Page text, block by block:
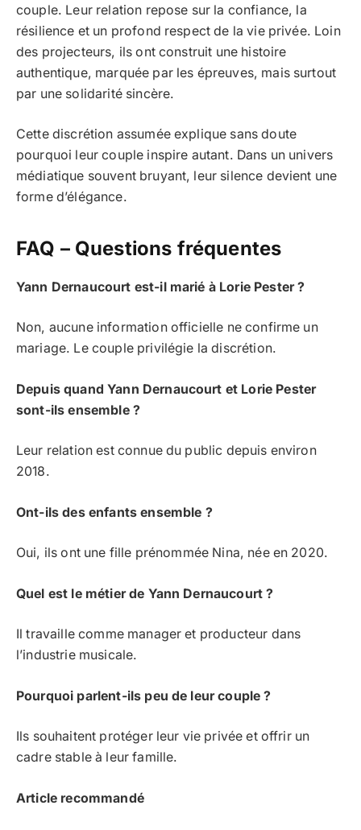
couple. Leur relation repose sur la confiance, la
résilience et un profond respect de la vie privée. Loin
des projecteurs, ils ont construit une histoire
authentique, marquée par les épreuves, mais surtout
par une solidarité sincère.
Cette discrétion assumée explique sans doute
pourquoi leur couple inspire autant. Dans un univers
médiatique souvent bruyant, leur silence devient une
forme d’élégance.
FAQ – Questions fréquentes
Yann Dernaucourt est-il marié à Lorie Pester ?
Non, aucune information officielle ne confirme un
mariage. Le couple privilégie la discrétion.
Depuis quand Yann Dernaucourt et Lorie Pester
sont-ils ensemble ?
Leur relation est connue du public depuis environ
2018.
Ont-ils des enfants ensemble ?
Oui, ils ont une fille prénommée Nina, née en 2020.
Quel est le métier de Yann Dernaucourt ?
Il travaille comme manager et producteur dans
l’industrie musicale.
Pourquoi parlent-ils peu de leur couple ?
Ils souhaitent protéger leur vie privée et offrir un
cadre stable à leur famille.
Article recommandé